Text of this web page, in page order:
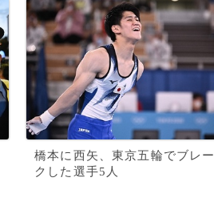
橋本に西矢、東京五輪でブレー
クした選手5人